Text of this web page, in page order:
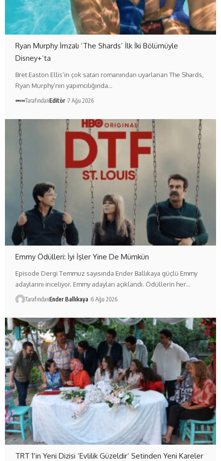
Ryan Murphy İmzalı ‘The Shards’ İlk İki Bölümüyle
Disney+’ta
Bret Easton Ellis’in çok satan romanından uyarlanan The Shards,
Ryan Murphy’nin yapımcılığında…
TarafındanEditör 7 Ağu 2026
Emmy Ödülleri: İyi İşler Yine De Mümkün
Episode Dergi Temmuz sayısında Ender Ballıkaya güçlü Emmy
adaylarını inceliyor. Emmy adayları açıklandı. Ödüllerin her…
TarafındanEnder Ballıkaya 6 Ağu 2026
TRT 1’in Yeni Dizisi ‘Evlilik Güzeldir’ Setinden Yeni Kareler